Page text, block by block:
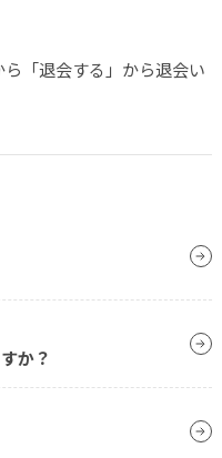
「退会する」から退会い
か？